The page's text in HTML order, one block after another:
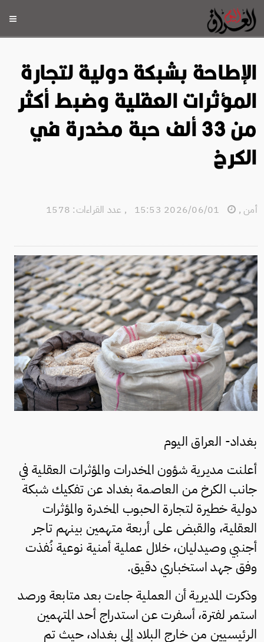
الإطاحة بشبكة دولية لتجارة
المؤثرات العقلية وضبط أكثر
من 33 ألف حبة مخدرة في
الكرخ
أمن,
, عدد القراءات: 1578
بغداد- العراق اليوم
أعلنت مديرية شؤون المخدرات والمؤثرات العقلية في
جانب الكرخ من العاصمة بغداد عن تفكيك شبكة
دولية خطيرة لتجارة الحبوب المخدرة والمؤثرات
العقلية، والقبض على أربعة متهمين بينهم تاجر
أجنبي وصيدليان، خلال عملية أمنية نوعية نُفذت
وفق جهد استخباري دقيق.
وذكرت المديرية أن العملية جاءت بعد متابعة ورصد
استمر لفترة، أسفرت عن استدراج أحد المتهمين
الرئيسيين من خارج البلاد إلى بغداد، حيث تم